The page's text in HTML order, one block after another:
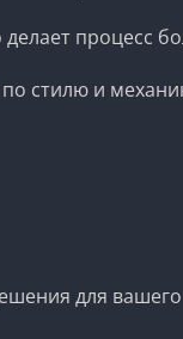
процесс
стилю и
для вашего